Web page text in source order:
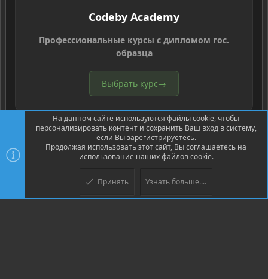
Codeby Academy
Профессиональные курсы с дипломом гос.
образца
Выбрать курс→
Community platform by XenForo ® © 2010-2026 XenForo Ltd.
© Jason Axelrod of 8WAYRUN
На данном сайте используются файлы cookie, чтобы
персонализировать контент и сохранить Ваш вход в систему,
если Вы зарегистрируетесь.
Продолжая использовать этот сайт, Вы соглашаетесь на
использование наших файлов cookie.
Принять Узнать больше....